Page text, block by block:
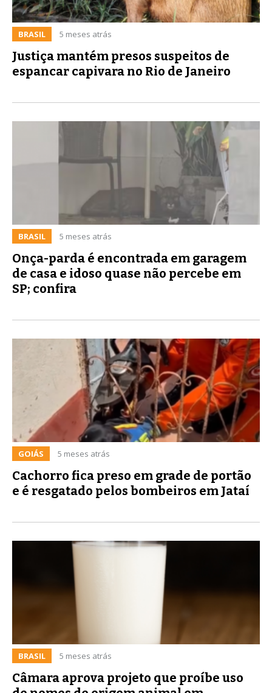
BRASIL 5 meses atrás
Justiça mantém presos suspeitos de
espancar capivara no Rio de Janeiro
BRASIL 5 meses atrás
Onça-parda é encontrada em garagem
de casa e idoso quase não percebe em
SP; confira
GOIÁS 5 meses atrás
Cachorro fica preso em grade de portão
e é resgatado pelos bombeiros em Jataí
BRASIL 5 meses atrás
Câmara aprova projeto que proíbe uso